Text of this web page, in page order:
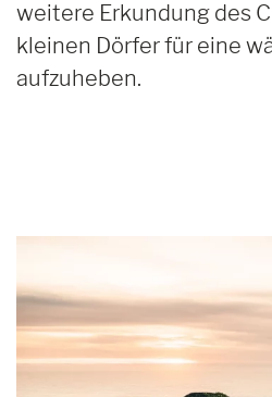
weitere Erkundung des
kleinen Dörfer für eine
aufzuheben.